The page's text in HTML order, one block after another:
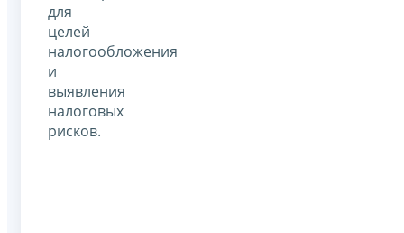
для
целей
налогообложения
и
выявления
налоговых
рисков.